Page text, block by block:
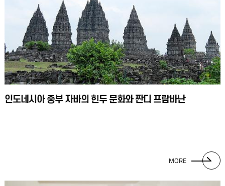
인도네시아 중부 자바의 힌두 문화와 짠디 프람바난
MORE